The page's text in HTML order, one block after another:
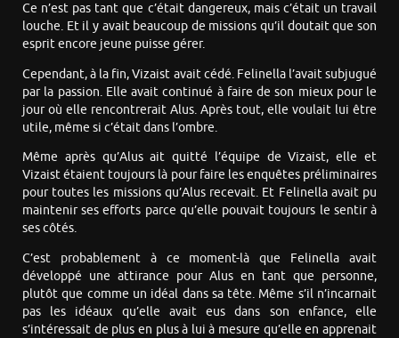
Ce n’est pas tant que c’était dangereux, mais c’était un travail
louche. Et il y avait beaucoup de missions qu’il doutait que son
esprit encore jeune puisse gérer.
Cependant, à la fin, Vizaist avait cédé. Felinella l’avait subjugué
par la passion. Elle avait continué à faire de son mieux pour le
jour où elle rencontrerait Alus. Après tout, elle voulait lui être
utile, même si c’était dans l’ombre.
Même après qu’Alus ait quitté l’équipe de Vizaist, elle et
Vizaist étaient toujours là pour faire les enquêtes préliminaires
pour toutes les missions qu’Alus recevait. Et Felinella avait pu
maintenir ses efforts parce qu’elle pouvait toujours le sentir à
ses côtés.
C’est probablement à ce moment-là que Felinella avait
développé une attirance pour Alus en tant que personne,
plutôt que comme un idéal dans sa tête. Même s’il n’incarnait
pas les idéaux qu’elle avait eus dans son enfance, elle
s’intéressait de plus en plus à lui à mesure qu’elle en apprenait